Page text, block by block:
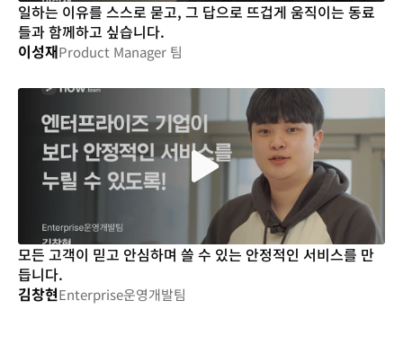
일하는 이유를 스스로 묻고, 그 답으로 뜨겁게 움직이는 동료
들과 함께하고 싶습니다.
이성재Product Manager 팀
모든 고객이 믿고 안심하며 쓸 수 있는 안정적인 서비스를 만
듭니다.
김창현Enterprise운영개발팀